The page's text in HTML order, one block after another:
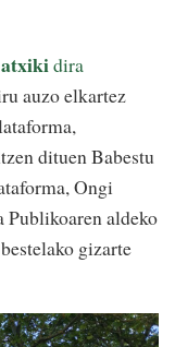
atxikidira
auzo elkartez
dituen Babestu
Ongi
aldeko
gizarte